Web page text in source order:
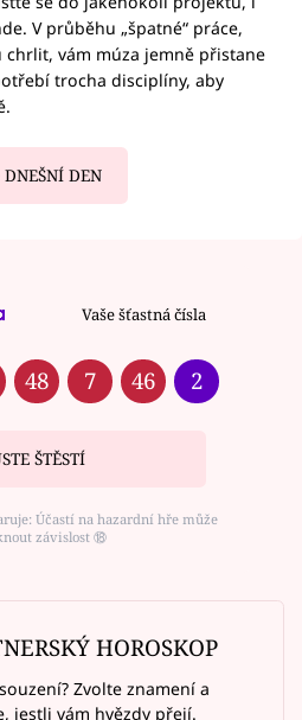
V průběhu „špatné“ práce,
vám múza jemně přistane
trocha disciplíny, aby
DNEŠNÍ DEN
Vaše šťastná čísla
48 7 46 2
ŠTĚSTÍ
Účastí na hazardní hře může
závislost ⑱
HOROSKOP
Zvolte znamení a
jestli vám hvězdy přejí.